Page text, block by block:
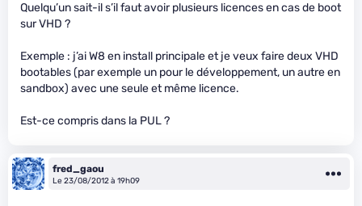
Quelqu’un sait-il s’il faut avoir plusieurs licences en cas de boot
sur VHD ?
Exemple : j’ai W8 en install principale et je veux faire deux VHD
bootables (par exemple un pour le développement, un autre en
sandbox) avec une seule et même licence.
Est-ce compris dans la PUL ?
fred_gaou
Le 23/08/2012 à 19h09